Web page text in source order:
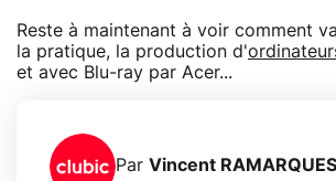
Reste à maintenant à voir comment
la pratique, la production d'
et avec Blu-ray par Acer...
Par Vincent RAMARQUES